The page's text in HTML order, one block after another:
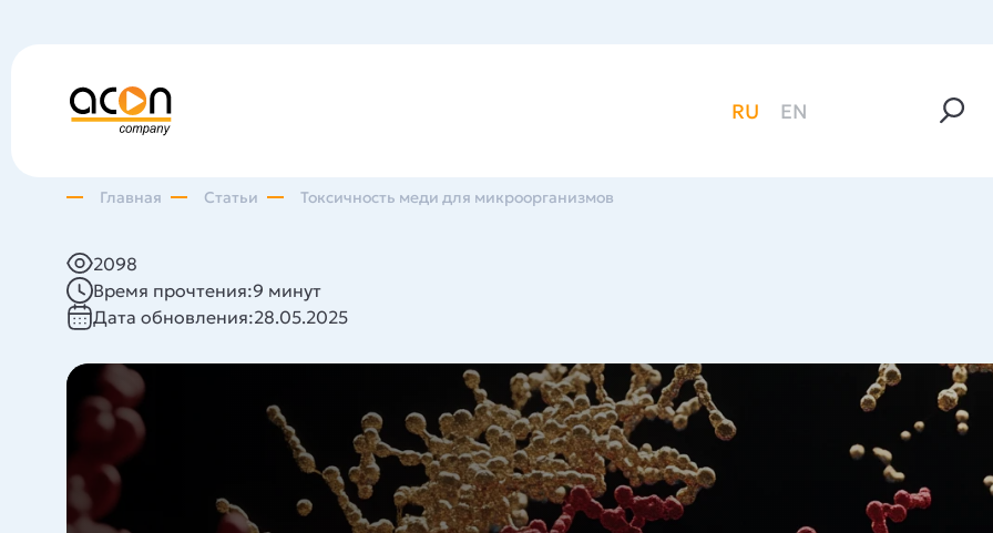
RU EN
Главная Статьи Токсичность меди для микроорганизмов
2098
Время прочтения:9 минут
Дата обновления:28.05.2025